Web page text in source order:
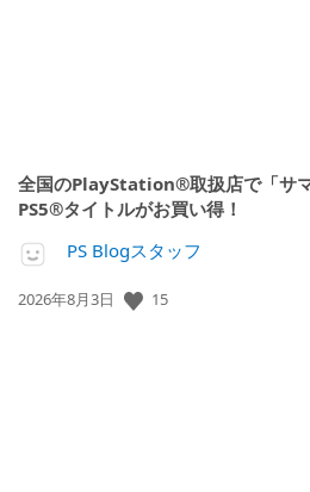
全国のPlayStation®取扱店で「サ
PS5®タイトルがお買い得！
PS Blogスタッフ
公
2026年8月3日 15